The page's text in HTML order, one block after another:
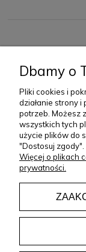
• nie wybielać
• nie suszyć w
• suszyć na płasko
• prasować w
Dopasowanie i
Modelka ma 171
Koszula dostępna
ModelLIVIA BLUE
własnej szwalni
dbałością o
Dbamy o
Pliki cookies i
działanie strony i
potrzeb. Możesz
wszystkich tych
użycie plików do
"Dostosuj zgody".
Więcej o plikach
prywatności.